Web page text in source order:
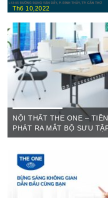
Th6 10,2022
Nội Thất Hòa Phátt Cần Thơ
các sản phẩm như: Bàn văn
sơ, két sắt,…Của cty CP Nội
One) có địa ...
NỘI THẤT THE ONE –
PHÁT RA MẮT BỘ SƯU
The One Cần Thơ Thông
Thất Hòa Phát Ngày ...